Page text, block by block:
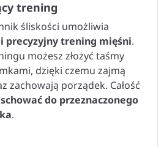
trening
śliskości umożliwia
precyzyjny trening mięśni.
możesz złożyć taśmy
dzięki czemu zajmą
zachowają porządek. Całość
schować do przeznaczonego
.